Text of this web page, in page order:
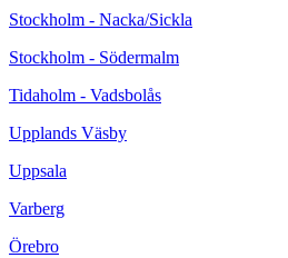
Stockholm - Nacka/Sickla
Stockholm - Södermalm
Tidaholm - Vadsbolås
Upplands Väsby
Uppsala
Varberg
Örebro